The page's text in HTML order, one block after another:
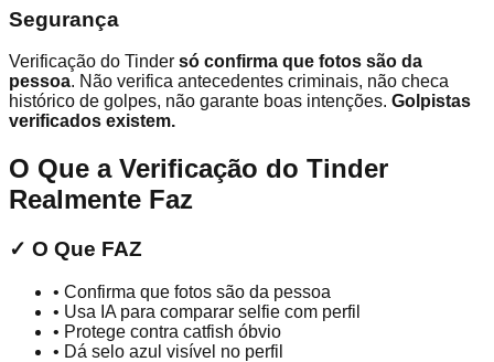
Segurança
Verificação do Tinder só confirma que fotos são da
pessoa. Não verifica antecedentes criminais, não checa
histórico de golpes, não garante boas intenções. Golpistas
verificados existem.
O Que a Verificação do Tinder
Realmente Faz
✓ O Que FAZ
• Confirma que fotos são da pessoa
• Usa IA para comparar selfie com perfil
• Protege contra catfish óbvio
• Dá selo azul visível no perfil